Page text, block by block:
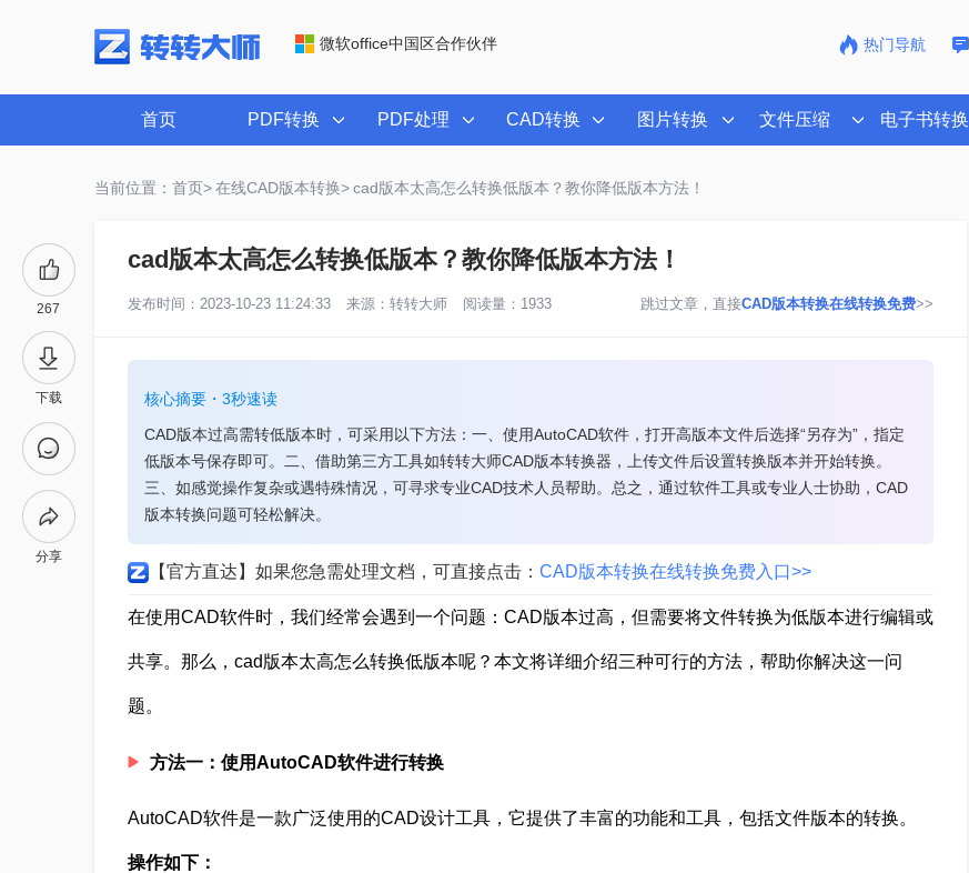
微软office中国区合作伙伴 热门导航
首页 PDF转换 PDF处理 CAD转换 图片转换 文件压缩 电子书转换
当前位置：首页> 在线CAD版本转换> cad版本太高怎么转换低版本？教你降低版本方法！
267
下载
分享
cad版本太高怎么转换低版本？教你降低版本方法！
发布时间：2023-10-23 11:24:33 来源： 转转大师 阅读量：1933 跳过文章，直接CAD版本转换在线转换免费>>
核心摘要・3秒速读
CAD版本过高需转低版本时，可采用以下方法：一、使用AutoCAD软件，打开高版本文件后选择“另存为”，指定
低版本号保存即可。二、借助第三方工具如转转大师CAD版本转换器，上传文件后设置转换版本并开始转换。
三、如感觉操作复杂或遇特殊情况，可寻求专业CAD技术人员帮助。总之，通过软件工具或专业人士协助，CAD
版本转换问题可轻松解决。
【官方直达】如果您急需处理文档，可直接点击： CAD版本转换在线转换免费入口>>
在使用CAD软件时，我们经常会遇到一个问题：CAD版本过高，但需要将文件转换为低版本进行编辑或
共享。那么，cad版本太高怎么转换低版本呢？本文将详细介绍三种可行的方法，帮助你解决这一问
题。
方法一：使用AutoCAD软件进行转换
AutoCAD软件是一款广泛使用的CAD设计工具，它提供了丰富的功能和工具，包括文件版本的转换。
操作如下：